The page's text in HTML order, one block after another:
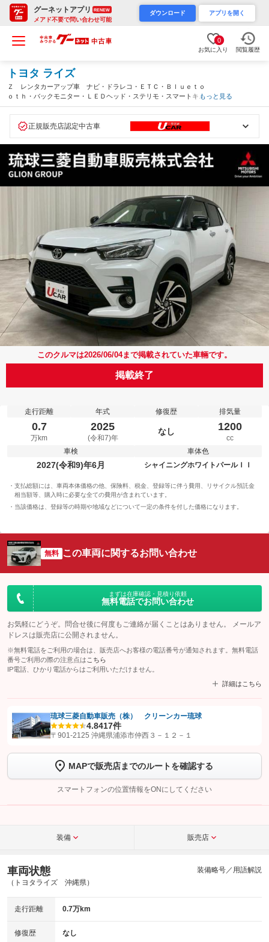
グーネットアプリ RENEW
メアド不要で問い合わせ可能
ダウンロード アプリを開く
0
お気に入り 閲覧履歴
トヨタ ライズ
Ｚ レンタカーアップ車 ナビ・ドラレコ・ＥＴＣ・Ｂｌｕｅｔｏ
ｏｔｈ・バックモニター・ＬＥＤヘッド・ステリモ・スマートキ
ー・プッシュスタート・オートエアコン・シートヒーター・レーン
もっと見る
正規販売店認定中古車
このクルマは2026/06/04まで掲載されていた車輛です。
掲載終了
走行距離
0.7
万km
年式
2025
(令和7)年
修復歴
なし
排気量
1200
cc
車検
2027(令和9)年6月
車体色
シャイニングホワイトパールＩＩ
支払総額には、車両本体価格の他、保険料、税金、登録等に伴う費用、リサイクル預託金
相当額等、購入時に必要な全ての費用が含まれています。
当該価格は、登録等の時期や地域などについて一定の条件を付した価格になります。
無料 この車両に関するお問い合わせ
まずは在庫確認・見積り依頼
無料電話でお問い合わせ
お気軽にどうぞ。問合せ後に何度もご連絡が届くことはありません。 メールア
ドレスは販売店に公開されません。
※無料電話をご利用の場合は、販売店へお客様の電話番号が通知されます。無料電話
番号ご利用の際の注意点は こちら
IP電話、ひかり電話からはご利用いただけません。
詳細はこちら
【STEP1】認証画面でグーネットを友だち追加してから「許可する」ボタンを押
トーク画面で
ボタンをタップして問い合わせを
完了してください。
こちら
琉球三菱自動車販売（株） クリーンカー琉球
4.8417件
〒901-2125 沖縄県浦添市仲西３－１２－１
MAPで販売店までのルートを確認する
スマートフォンの位置情報をONにしてください
装備 販売店
車両状態
（トヨタライズ 沖縄県）
装備略号／用語解説
走行距離 0.7万km
修復歴 なし